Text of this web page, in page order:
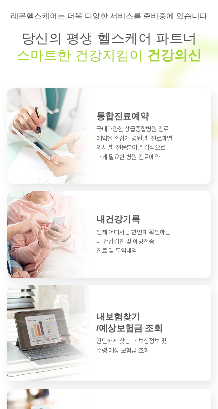
레몬헬스케어는 더욱 다양한 서비스를 준비중에 있습니다
당신의 평생 헬스케어 파트너
스마트한 건강지킴이 건강의신
통합진료예약
국내다양한 상급종합병원 진료
예약을손쉽게 병원별, 진료과별,
의사별, 전문분야별 검색으로
내게 필요한 병원 진료예약
내건강기록
언제 어디서든 한번에 확인하는
내 건강검진 및 예방접종,
진료 및 투약내역
내보험찾기
/예상보험금 조회
간단하게 찾는 내 보험정보 및
수령 예상 보험금 조회